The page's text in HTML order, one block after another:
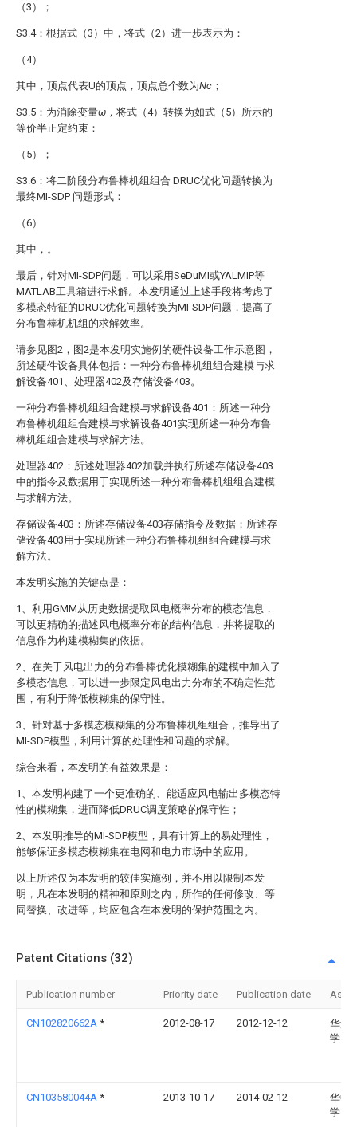
（3）；
S3.4：根据式（3）中，将式（2）进一步表示为：
（4）
其中，顶点代表U的顶点，顶点总个数为Nc ；
S3.5：为消除变量ω， 将式（4）转换为如式（5）所示的
等价半正定约束：
（5）；
S3.6：将二阶段分布鲁棒机组组合 DRUC优化问题转换为
最终MI-SDP 问题形式：
（6）
其中， 。
最后，针对MI-SDP问题，可以采用SeDuMI或YALMIP等
MATLAB工具箱进行求解。本发明通过上述手段将考虑了
多模态特征的DRUC优化问题转换为MI-SDP问题，提高了
分布鲁棒机机组的求解效率。
请参见图2，图2是本发明实施例的硬件设备工作示意图，
所述硬件设备具体包括：一种分布鲁棒机组组合建模与求
解设备401、处理器402及存储设备403。
一种分布鲁棒机组组合建模与求解设备401：所述一种分
布鲁棒机组组合建模与求解设备401实现所述一种分布鲁
棒机组组合建模与求解方法。
处理器402：所述处理器402加载并执行所述存储设备403
中的指令及数据用于实现所述一种分布鲁棒机组组合建模
与求解方法。
存储设备403：所述存储设备403存储指令及数据；所述存
储设备403用于实现所述一种分布鲁棒机组组合建模与求
解方法。
本发明实施的关键点是：
1、利用GMM从历史数据提取风电概率分布的模态信息，
可以更精确的描述风电概率分布的结构信息，并将提取的
信息作为构建模糊集的依据。
2、在关于风电出力的分布鲁棒优化模糊集的建模中加入了
多模态信息，可以进一步限定风电出力分布的不确定性范
围，有利于降低模糊集的保守性。
3、针对基于多模态模糊集的分布鲁棒机组组合，推导出了
MI-SDP模型，利用计算的处理性和问题的求解。
综合来看，本发明的有益效果是：
1、本发明构建了一个更准确的、能适应风电输出多模态特
性的模糊集，进而降低DRUC调度策略的保守性；
2、本发明推导的MI-SDP模型，具有计算上的易处理性，
能够保证多模态模糊集在电网和电力市场中的应用。
以上所述仅为本发明的较佳实施例，并不用以限制本发
明，凡在本发明的精神和原则之内，所作的任何修改、等
同替换、改进等，均应包含在本发明的保护范围之内。
Patent Citations (32)
Publication number Priority date Publication date
CN102820662A * 2012-08-17 2012-12-12
华北
学
CN103580044A * 2013-10-17 2014-02-12
华中
学